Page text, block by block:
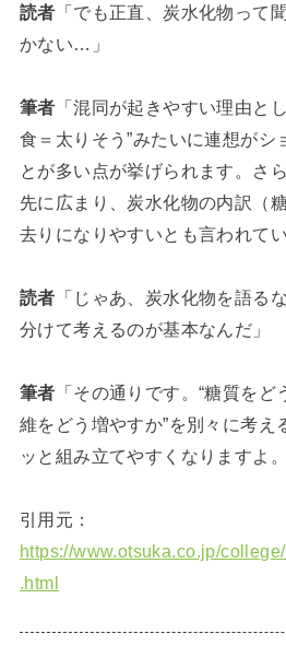
読者 「でも正直、炭水化物って
かない…」
筆者 「混同が起きやすい理由と
食＝太りそう”みたいに連想がシ
とが多い点が挙げられます。さ
先に広まり、炭水化物の内訳（
去りになりやすいとも言われてい
読者 「じゃあ、炭水化物を語る
分けて考えるのが基本なんだ」
筆者 「その通りです。“糖質をど
維をどう増やすか”を別々に考え
ッと組み立てやすくなりますよ。
引用元：
https://www.otsuka.co.jp/
.html